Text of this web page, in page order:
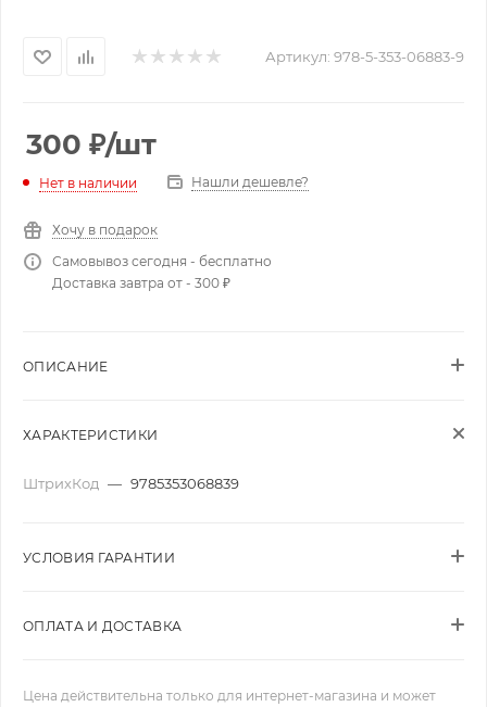
Артикул: 978-5-353-06883-9
300 ₽/шт
Нет в наличии Нашли дешевле?
Хочу в подарок
Самовывоз сегодня - бесплатно
Доставка завтра от - 300 ₽
ОПИСАНИЕ
ХАРАКТЕРИСТИКИ
ШтрихКод — 9785353068839
УСЛОВИЯ ГАРАНТИИ
ОПЛАТА И ДОСТАВКА
Цена действительна только для интернет-магазина и может